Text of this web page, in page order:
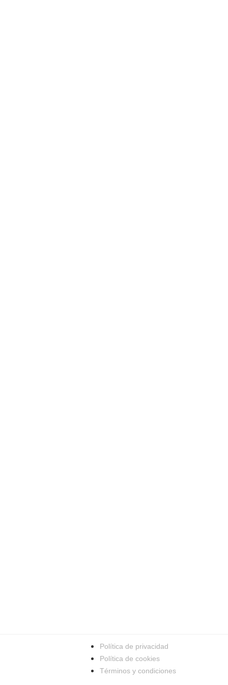
Política de privacidad
Política de cookies
Términos y condiciones